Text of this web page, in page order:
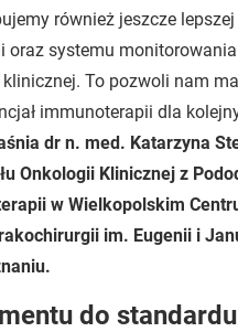
również jeszcze
oraz systemu
To pozwoli nam
immunoterapii dla
dr n. med. Katarzyna
Onkologii Klinicznej z
w Wielkopolskim
im. Eugenii i
do